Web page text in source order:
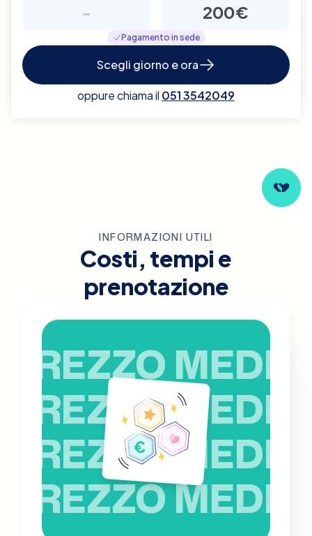
- 200€
Pagamento in sede
Scegli giorno e ora
oppure chiama il 051 3542049
INFORMAZIONI UTILI
Costi, tempi e
prenotazione
PREZZO MEDIO
PREZZO MEDIO
PREZZO MEDIO
PREZZO MEDIO